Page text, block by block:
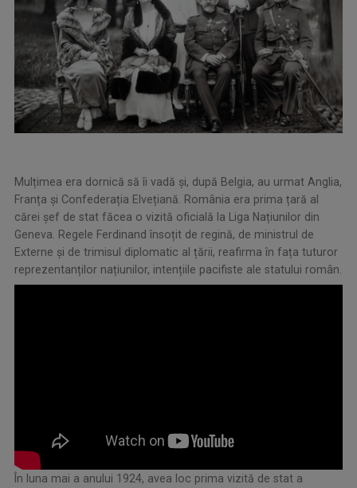
Mulțimea era dornică să îi vadă și, după Belgia, au urmat Anglia,
Franța și Confederația Elvețiană. România era prima țară al
cărei șef de stat făcea o vizită oficială la Liga Națiunilor din
Geneva. Regele Ferdinand însoțit de regină, de ministrul de
Externe și de trimisul diplomatic al țării, reafirma în fața tuturor
reprezentanților națiunilor, intențiile pacifiste ale statului român.
În luna mai a anului 1924, avea loc prima vizită de stat a